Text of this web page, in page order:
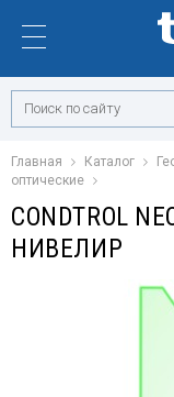
Главная Каталог
оптические
CONDTROL
НИВЕЛИР